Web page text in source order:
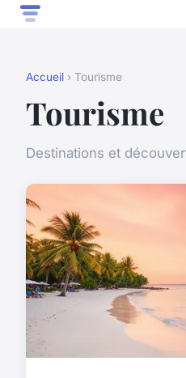
Accueil › Tourisme
Tourisme
Destinations et